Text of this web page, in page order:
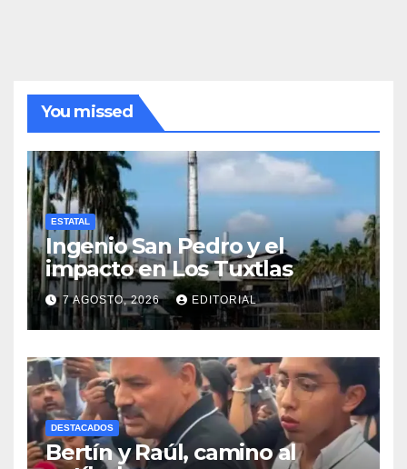
You missed
ESTATAL
Ingenio San Pedro y el
impacto en Los Tuxtlas
7 AGOSTO, 2026 EDITORIAL
DESTACADOS
Bertín y Raúl, camino al